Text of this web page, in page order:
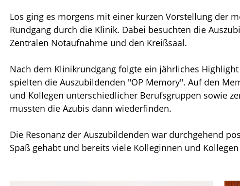
Los ging es morgens mit einer kurzen Vorstellung der
Rundgang durch die Klinik. Dabei besuchten die
Zentralen Notaufnahme und den Kreißsaal.
Nach dem Klinikrundgang folgte ein jährliches
spielten die Auszubildenden "OP Memory". Auf den
und Kollegen unterschiedlicher Berufsgruppen sowie
mussten die Azubis dann wiederfinden.
Die Resonanz der Auszubildenden war durchgehend
Spaß gehabt und bereits viele Kolleginnen und